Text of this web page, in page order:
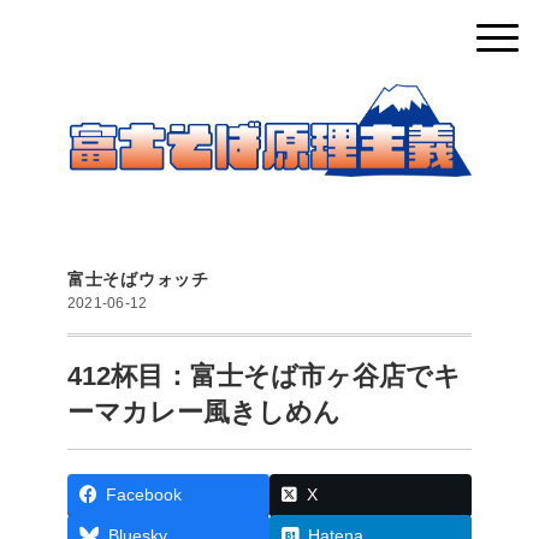
富士そばウォッチ
2021-06-12
412杯目：富士そば市ヶ谷店でキ
ーマカレー風きしめん
Facebook X